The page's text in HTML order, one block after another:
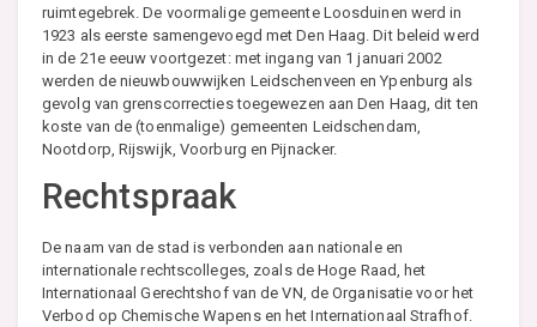
ruimtegebrek. De voormalige gemeente Loosduinen werd in
1923 als eerste samengevoegd met Den Haag. Dit beleid werd
in de 21e eeuw voortgezet: met ingang van 1 januari 2002
werden de nieuwbouwwijken Leidschenveen en Ypenburg als
gevolg van grenscorrecties toegewezen aan Den Haag, dit ten
koste van de (toenmalige) gemeenten Leidschendam,
Nootdorp, Rijswijk, Voorburg en Pijnacker.
Rechtspraak
De naam van de stad is verbonden aan nationale en
internationale rechtscolleges, zoals de Hoge Raad, het
Internationaal Gerechtshof van de VN, de Organisatie voor het
Verbod op Chemische Wapens en het Internationaal Strafhof.